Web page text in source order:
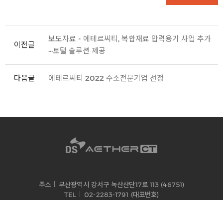
이전글
보도자료 - 에테르씨티, 복합재료 압력용기 사업 추가
···토털 솔루션 제공
다음글 에테르씨티 2022 수소전문기업 선정
주소
부산광역시 강서구 녹산산단17로 113 (46751)
TEL
02-2283-1791 (대표번호)